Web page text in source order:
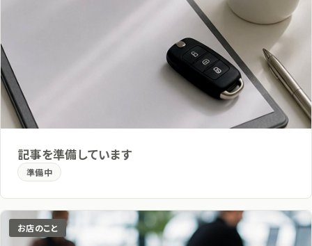
記事を準備しています
準備中
お店のこと